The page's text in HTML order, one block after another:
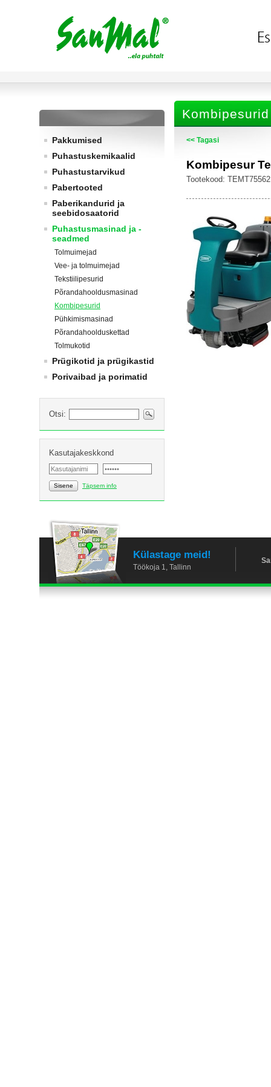
Pakkumised
Puhastuskemikaalid
Puhastustarvikud
Pabertooted
Paberikandurid ja
seebidosaatorid
Puhastusmasinad ja -
seadmed
Tolmuimejad
Vee- ja tolmuimejad
Tekstiilipesurid
Põrandahooldusmasinad
Kombipesurid
Pühkimismasinad
Põrandahoolduskettad
Tolmukotid
Prügikotid ja prügikastid
Porivaibad ja porimatid
Otsi:
Kasutajakeskkond
Sisene Täpsem info
Kombipesurid
<< Tagasi
Kombipesur
Tootekood: TEMT75562
Külastage meid!
Töökoja 1, Tallinn